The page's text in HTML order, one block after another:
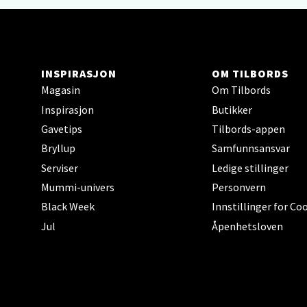
INSPIRASJON
Magasin
Inspirasjon
Gavetips
Bryllup
Serviser
Mummi-univers
Black Week
Jul
OM TILBORDS
Om Tilbords
Butikker
Tilbords-appen
Samfunnsansvar
Ledige stillinger
Personvern
Innstillinger for
Åpenhetsloven
Åpent
Åpent i